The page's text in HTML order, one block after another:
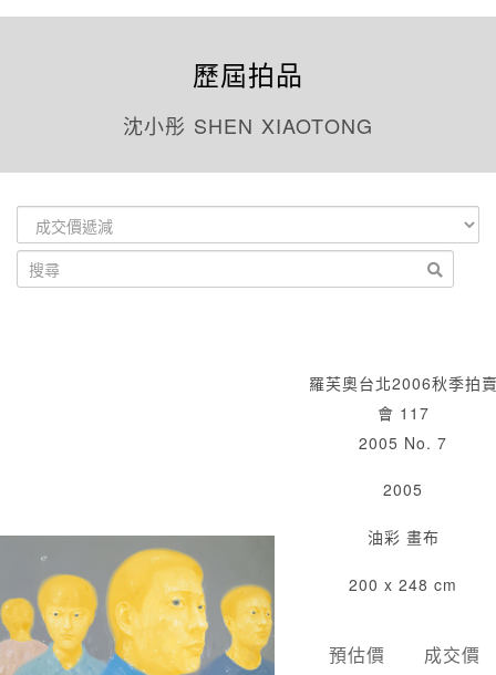
歷屆拍品
沈小彤 SHEN XIAOTONG
羅芙奧台北2006秋季拍
會 117
2005 No. 7
2005
油彩 畫布
200 x 248 cm
預估價 成交價